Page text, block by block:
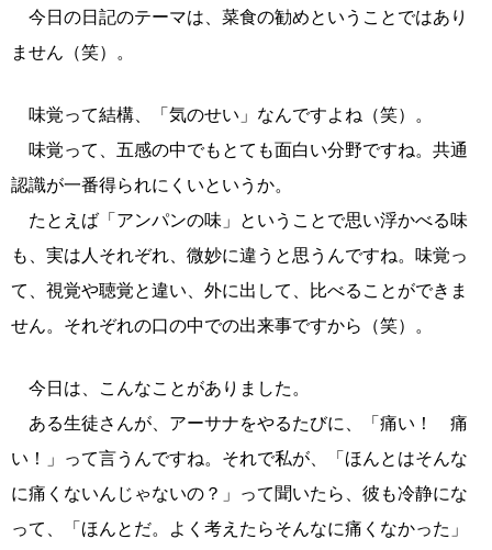
今日の日記のテーマは、菜食の勧めということではあり
ません（笑）。
味覚って結構、「気のせい」なんですよね（笑）。
味覚って、五感の中でもとても面白い分野ですね。共通
認識が一番得られにくいというか。
たとえば「アンパンの味」ということで思い浮かべる味
も、実は人それぞれ、微妙に違うと思うんですね。味覚っ
て、視覚や聴覚と違い、外に出して、比べることができま
せん。それぞれの口の中での出来事ですから（笑）。
今日は、こんなことがありました。
ある生徒さんが、アーサナをやるたびに、「痛い！ 痛
い！」って言うんですね。それで私が、「ほんとはそんな
に痛くないんじゃないの？」って聞いたら、彼も冷静にな
って、「ほんとだ。よく考えたらそんなに痛くなかった」